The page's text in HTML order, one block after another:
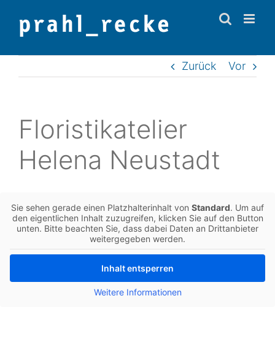
Inhalt
Zurück
Vor
Flo­ris­ti­k­ate­lier
Helena Neustadt
Sie sehen gerade einen Platz­hal­ter­in­halt von Stan­dard. Um auf
den eigent­li­chen Inhalt zuzu­grei­fen, kli­cken Sie auf den Button
unten. Bitte beach­ten Sie, dass dabei Daten an Dritt­an­bie­ter
wei­ter­ge­ge­ben werden.
Inhalt ent­sper­ren
Wei­te­re Infor­ma­tio­nen